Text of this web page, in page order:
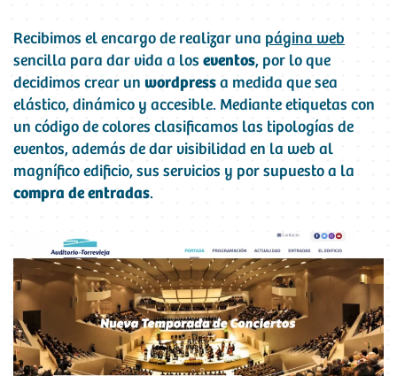
Recibimos el encargo de realizar una página web
sencilla para dar vida a los eventos, por lo que
decidimos crear un wordpress a medida que sea
elástico, dinámico y accesible. Mediante etiquetas con
un código de colores clasificamos las tipologías de
eventos, además de dar visibilidad en la web al
magnífico edificio, sus servicios y por supuesto a la
compra de entradas.